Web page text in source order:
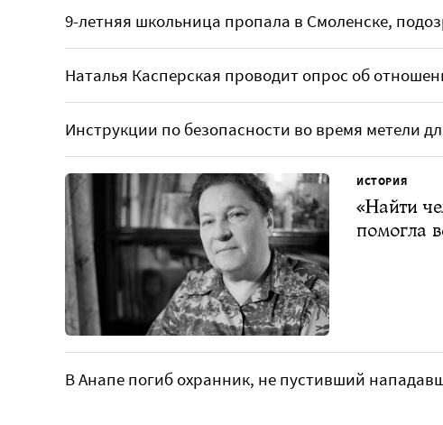
9-летняя школьница пропала в Смоленске,
Наталья Касперская проводит опрос об
Инструкции по безопасности во время метели
ИСТОРИЯ
«Найти
помогла
В Анапе погиб охранник, не пустивший